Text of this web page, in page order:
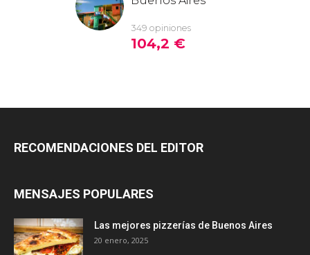
RECOMENDACIONES DEL EDITOR
MENSAJES POPULARES
Las mejores pizzerías de Buenos Aires
20 enero, 2025